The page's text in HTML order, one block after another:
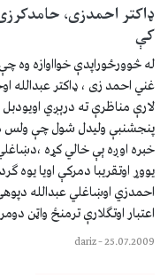
ډاکتر احمدزى،
کې
له څوورځوراپدې خوااوازه
غني احمد زى ، ډاکتر عبدالله
لارې مناظرې ته درېږي
پنجشنبې وليدل شول چې ولس
خبره اوږه ېې خالي کړه
يووړ اوتقريبا دمرکې اويا
احمدزي اوښاغلي عبدالله
اعتبار اوتګلارې ترمنځ واټن
25.07.2009
–
dariz